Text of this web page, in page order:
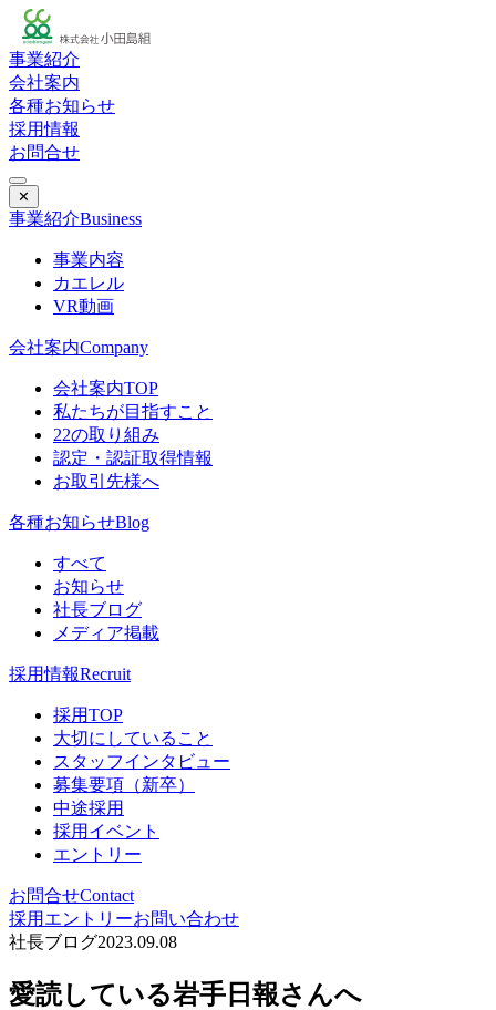
事業紹介
会社案内
各種お知らせ
採用情報
お問合せ
✕
事業紹介Business
事業内容
カエレル
VR動画
会社案内Company
会社案内TOP
私たちが目指すこと
22の取り組み
認定・認証取得情報
お取引先様へ
各種お知らせBlog
すべて
お知らせ
社長ブログ
メディア掲載
採用情報Recruit
採用TOP
大切にしていること
スタッフインタビュー
募集要項（新卒）
中途採用
採用イベント
エントリー
お問合せContact
採用エントリーお問い合わせ
社長ブログ2023.09.08
愛読している岩手日報さんへ